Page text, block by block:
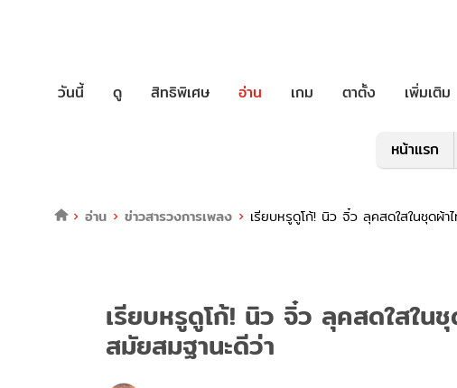
วันนี้ ดู สิทธิพิเศษ อ่าน เกม ตาตั้ง เพิ่มเติม
หน้าแรก
อ่าน ข่าวสารวงการเพลง เรียบหรูดูโก้! นิว จิ๋ว ลุคสดใสในชุดผ้า
เรียบหรูดูโก้! นิว จิ๋ว ลุคสดใสใน
สมัยสมฐานะดีว่า